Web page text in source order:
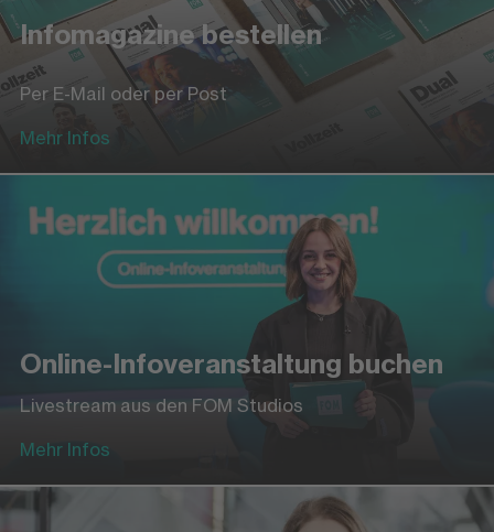
Infomagazine bestellen
Per E-Mail oder per Post
Mehr Infos
Online-Infoveranstaltung buchen
Livestream aus den FOM Studios
Mehr Infos